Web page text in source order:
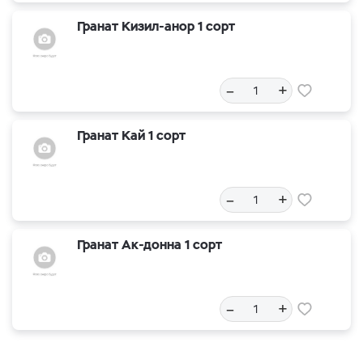
Гранат Кизил-анор 1 сорт
– +
Гранат Кай 1 сорт
– +
Гранат Ак-донна 1 сорт
– +